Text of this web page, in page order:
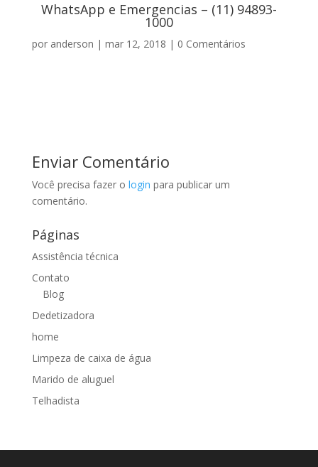
WhatsApp e Emergencias – (11) 94893-
1000
por anderson | mar 12, 2018 | 0 Comentários
Enviar Comentário
Você precisa fazer o login para publicar um
comentário.
Páginas
Assistência técnica
Contato
Blog
Dedetizadora
home
Limpeza de caixa de água
Marido de aluguel
Telhadista